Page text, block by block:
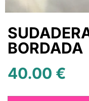
BORDADA
40.00 €